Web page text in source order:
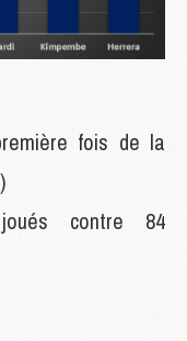
fois de la
contre 84